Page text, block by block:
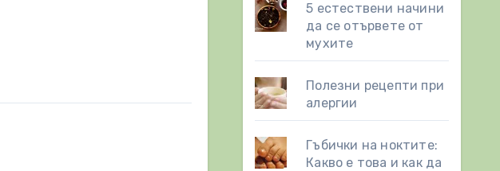
5 естествени начини
да се отървете от
мухите
Полезни рецепти при
алергии
Гъбички на ноктите:
Какво е това и как да